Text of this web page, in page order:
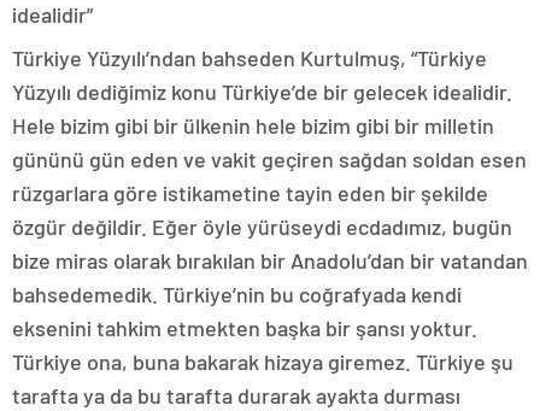
idealidir”
Türkiye Yüzyılı’ndan bahseden Kurtulmuş, “Türkiye
Yüzyılı dediğimiz konu Türkiye’de bir gelecek idealidir.
Hele bizim gibi bir ülkenin hele bizim gibi bir milletin
gününü gün eden ve vakit geçiren sağdan soldan esen
rüzgarlara göre istikametine tayin eden bir şekilde
özgür değildir. Eğer öyle yürüseydi ecdadımız, bugün
bize miras olarak bırakılan bir Anadolu’dan bir vatandan
bahsedemedik. Türkiye’nin bu coğrafyada kendi
eksenini tahkim etmekten başka bir şansı yoktur.
Türkiye ona, buna bakarak hizaya giremez. Türkiye şu
tarafta ya da bu tarafta durarak ayakta durması